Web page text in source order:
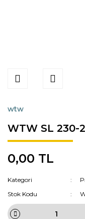
wtw
WTW SL 230-
0,00 TL
Kategori
Stok Kodu